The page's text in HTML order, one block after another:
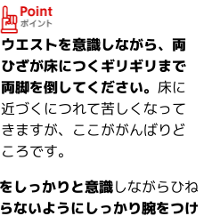
ウエストを意識しながら、両
ひざが床につくギリギリまで
両脚を倒してください。 床に
近づくにつれて苦しくなって
きますが、ここががんばりど
ころです。
しっかりと意識しながらひね
ないようにしっかり腕をつけ